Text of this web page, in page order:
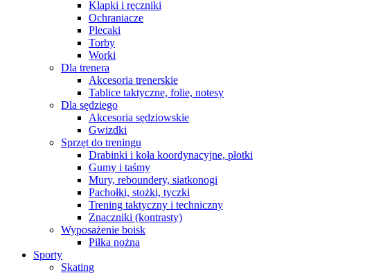
Klapki i ręczniki
Ochraniacze
Plecaki
Torby
Worki
Dla trenera
Akcesoria trenerskie
Tablice taktyczne, folie, notesy
Dla sędziego
Akcesoria sędziowskie
Gwizdki
Sprzęt do treningu
Drabinki i koła koordynacyjne, płotki
Gumy i taśmy
Mury, reboundery, siatkonogi
Pachołki, stożki, tyczki
Trening taktyczny i techniczny
Znaczniki (kontrasty)
Wyposażenie boisk
Piłka nożna
Sporty
Skating